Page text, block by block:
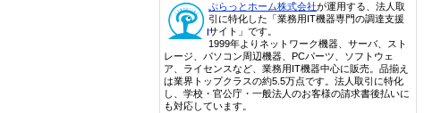
ぷらっとホーム株式会社が運用する、法人取
引に特化した「業務用IT機器専門の調達支援
サイト」です。
1999年よりネットワーク機器、サーバ、スト
レージ、パソコン周辺機器、PCパーツ、ソフトウェ
ア、ライセンスなど、業務用IT機器中心に販売。品揃え
は業界トップクラスの約5.5万点です。法人取引に特化
し、学校・官公庁・一般法人のお客様の請求書後払いに
も対応しています。